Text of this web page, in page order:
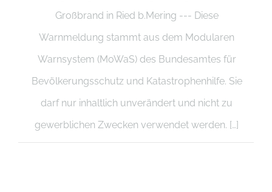
Großbrand in Ried b.Mering --- Diese
Warnmeldung stammt aus dem Modularen
Warnsystem (MoWaS) des Bundesamtes für
Bevölkerungsschutz und Katastrophenhilfe. Sie
darf nur inhaltlich unverändert und nicht zu
gewerblichen Zwecken verwendet werden. […]